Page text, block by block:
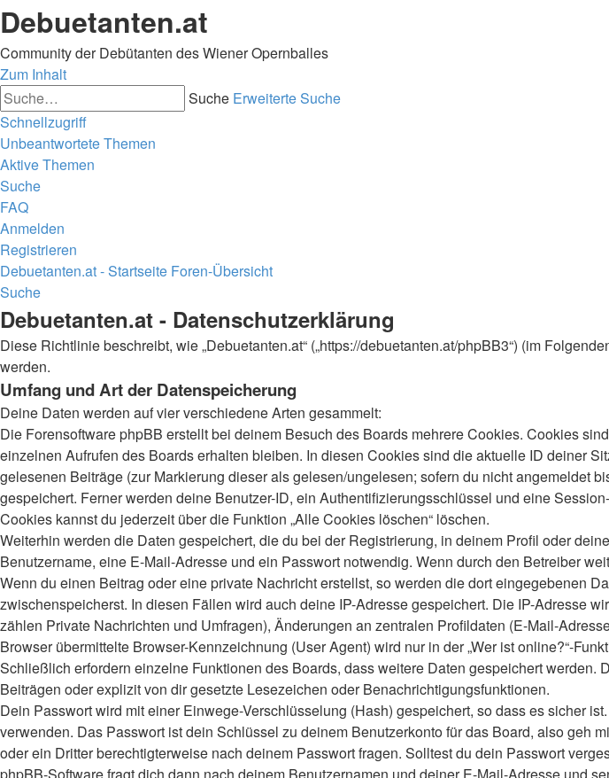
Debuetanten.at
Community der Debütanten des Wiener Opernballes
Zum Inhalt
Suche Erweiterte Suche
Schnellzugriff
Unbeantwortete Themen
Aktive Themen
Suche
FAQ
Anmelden
Registrieren
Debuetanten.at - Startseite Foren-Übersicht
Suche
Debuetanten.at - Datenschutzerklärung
Diese Richtlinie beschreibt, wie „Debuetanten.at“ („https://debuetanten.at/phpBB3“) (im
werden.
Umfang und Art der Datenspeicherung
Deine Daten werden auf vier verschiedene Arten gesammelt:
Die Forensoftware phpBB erstellt bei deinem Besuch des Boards mehrere Cookies. Cookies
einzelnen Aufrufen des Boards erhalten bleiben. In diesen Cookies sind die aktuelle ID deiner
gelesenen Beiträge (zur Markierung dieser als gelesen/ungelesen; sofern du nicht angemeldet
gespeichert. Ferner werden deine Benutzer-ID, ein Authentifizierungsschlüssel und eine
Cookies kannst du jederzeit über die Funktion „Alle Cookies löschen“ löschen.
Weiterhin werden die Daten gespeichert, die du bei der Registrierung, in deinem Profil oder
Benutzername, eine E-Mail-Adresse und ein Passwort notwendig. Wenn durch den Betreiber
Wenn du einen Beitrag oder eine private Nachricht erstellst, so werden die dort eingegebenen
zwischenspeicherst. In diesen Fällen wird auch deine IP-Adresse gespeichert. Die IP-Adresse
zählen Private Nachrichten und Umfragen), Änderungen an zentralen Profildaten (E-Mail-
Browser übermittelte Browser-Kennzeichnung (User Agent) wird nur in der „Wer ist online?“-
Schließlich erfordern einzelne Funktionen des Boards, dass weitere Daten gespeichert
Beiträgen oder explizit von dir gesetzte Lesezeichen oder Benachrichtigungsfunktionen.
Dein Passwort wird mit einer Einwege-Verschlüsselung (Hash) gespeichert, so dass es sicher
verwenden. Das Passwort ist dein Schlüssel zu deinem Benutzerkonto für das Board, also geh
oder ein Dritter berechtigterweise nach deinem Passwort fragen. Solltest du dein Passwort